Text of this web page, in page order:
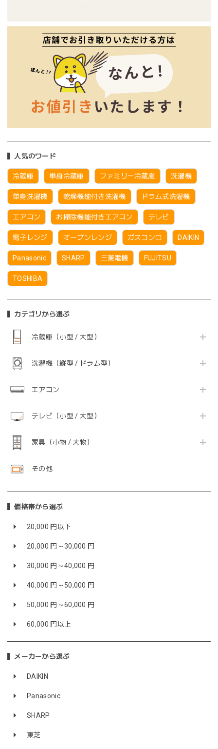
人気のワード
冷蔵庫 単身冷蔵庫 ファミリー冷蔵庫 洗濯機
単身洗濯機 乾燥機能付き洗濯機 ドラム式洗濯機
エアコン お掃除機能付きエアコン テレビ
電子レンジ オーブンレンジ ガスコンロ DAIKIN
Panasonic SHARP 三菱電機 FUJITSU
TOSHIBA
カテゴリから選ぶ
冷蔵庫（小型 / 大型）
洗濯機（縦型 / ドラム型）
エアコン
テレビ（小型 / 大型）
家具（小物 / 大物）
その他
価格帯から選ぶ
20,000 円以下
20,000 円～30,000 円
30,000 円～40,000 円
40,000 円～50,000 円
50,000 円～60,000 円
60,000 円以上
メーカーから選ぶ
DAIKIN
Panasonic
SHARP
東芝